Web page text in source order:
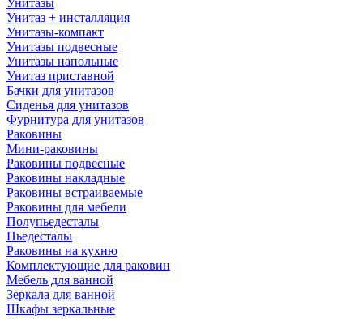
Унитазы
Унитаз + инсталляция
Унитазы-компакт
Унитазы подвесные
Унитазы напольные
Унитаз приставной
Бачки для унитазов
Сиденья для унитазов
Фурнитура для унитазов
Раковины
Мини-раковины
Раковины подвесные
Раковины накладные
Раковины встраиваемые
Раковины для мебели
Полупьедесталы
Пьедесталы
Раковины на кухню
Комплектующие для раковин
Мебель для ванной
Зеркала для ванной
Шкафы зеркальные